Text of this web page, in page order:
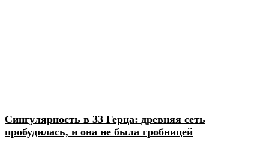
Сингулярность в 33 Герца: древняя сеть
пробудилась, и она не была гробницей